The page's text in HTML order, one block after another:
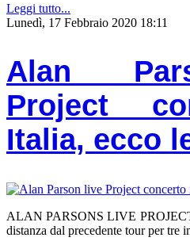
Leggi tutto...
Lunedì, 17 Febbraio 2020 18:11
Alan
Project
Italia, ecco
ALAN PARSONS LIVE
distanza dal precedente tour per tre